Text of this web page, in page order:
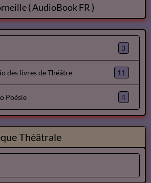
( AudioBook FR )
3
des livres de Théâtre 11
Poésie 4
Théâtrale